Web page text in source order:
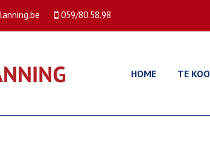
059/80.58.98
HOME TE